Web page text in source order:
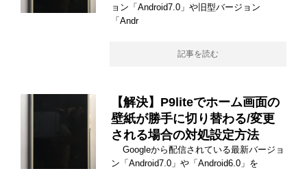
ョン「Android7.0」や旧型バージョン
「Andr
記事を読む
【解決】P9liteでホーム画面の
壁紙が勝手に切り替わる/変更
される場合の対処設定方法
Googleから配信されている最新バージョ
ン「Android7.0」や「Android6.0」を